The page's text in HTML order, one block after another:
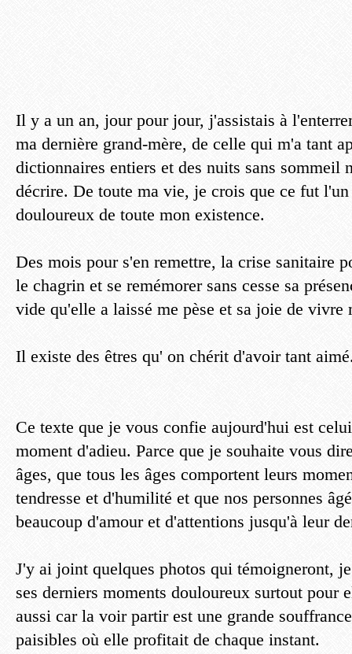
Il y a un an, jour pour jour, j'assistais à
ma dernière grand-mère, de celle qui m'a tant
dictionnaires entiers et des nuits sans sommeil
décrire. De toute ma vie, je crois que ce fut
douloureux de toute mon existence.
Des mois pour s'en remettre, la crise sanitaire
le chagrin et se remémorer sans cesse sa
vide qu'elle a laissé me pèse et sa joie de vivre
Il existe des êtres qu' on chérit d'avoir tant
Ce texte que je vous confie aujourd'hui est
moment d'adieu. Parce que je souhaite vous
âges, que tous les âges comportent leurs
tendresse et d'humilité et que nos personnes
beaucoup d'amour et d'attentions jusqu'à leur
J'y ai joint quelques photos qui témoigneront,
ses derniers moments douloureux surtout pour
aussi car la voir partir est une grande
paisibles où elle profitait de chaque instant.